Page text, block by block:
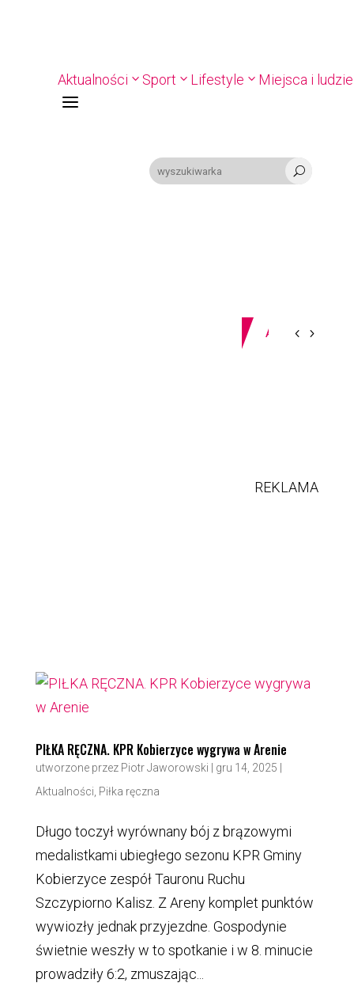
Aktualności Sport Lifestyle Miejsca i ludzie
a
U
REKLAMA
PIŁKA RĘCZNA. KPR Kobierzyce wygrywa w Arenie
utworzone przez Piotr Jaworowski gru 14, 2025
Aktualności Piłka ręczna
Długo toczył wyrównany bój z brązowymi
medalistkami ubiegłego sezonu KPR Gminy
Kobierzyce zespół Tauronu Ruchu
Szczypiorno Kalisz. Z Areny komplet punktów
wywiozły jednak przyjezdne. Gospodynie
świetnie weszły w to spotkanie i w 8. minucie
prowadziły 6:2, zmuszając...